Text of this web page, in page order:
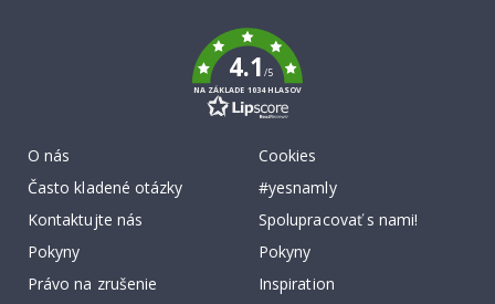
4.1/5
NA ZÁKLADE 1034 HLASOV
O nás
Často kladené otázky
Kontaktujte nás
Pokyny
Právo na zrušenie
Cookies
#yesnamly
Spolupracovať s nami!
Pokyny
Inspiration